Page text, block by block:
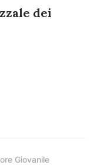
dei
Giovanile